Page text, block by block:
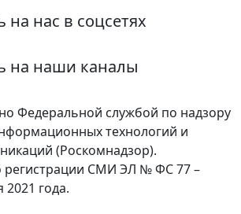
нас в соцсетях
на наши каналы
Федеральной службой по надзору
технологий и
(Роскомнадзор).
регистрации СМИ ЭЛ № ФС 77 –
2021 года.